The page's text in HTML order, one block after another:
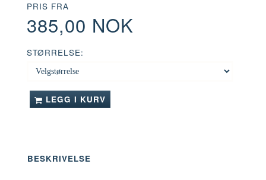
PRIS FRA
385,00 NOK
STØRRELSE:
LEGG I KURV
BESKRIVELSE